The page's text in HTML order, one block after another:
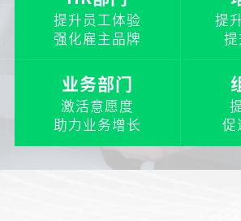
提升员工体验
强化雇主品牌
提
提
业务部门
激活意愿度
助力业务增长
促